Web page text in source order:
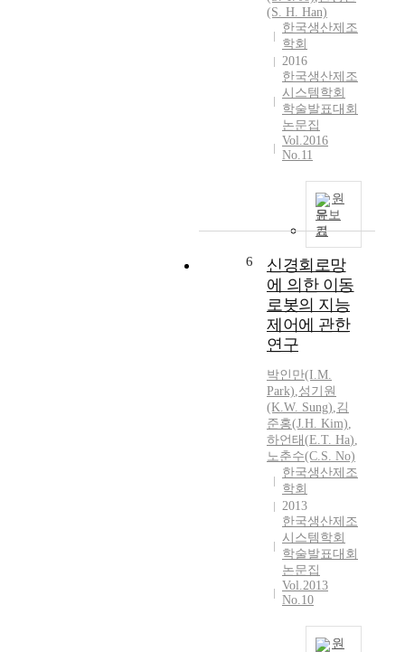
(S. H. Han)
한국생산제조
학회
2016
한국생산제조
시스템학회
학술발표대회
논문집
Vol.2016
No.11
원
문보
기
6
신경회로망
에 의한 이동
로봇의 지능
제어에 관한
연구
박인만(I.M.
Park),성기원
(K.W. Sung),김
준홍(J.H. Kim),
하언태 (E.T. Ha),
노춘수(C.S. No)
한국생산제조
학회
2013
한국생산제조
시스템학회
학술발표대회
논문집
Vol.2013
No.10
원